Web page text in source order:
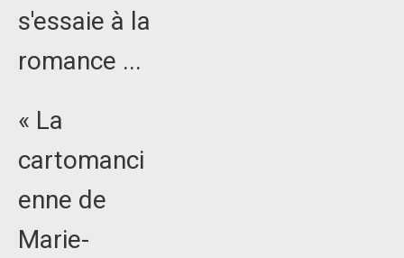
s'essaie à la
romance ...
« La
cartomanci
enne de
Marie-